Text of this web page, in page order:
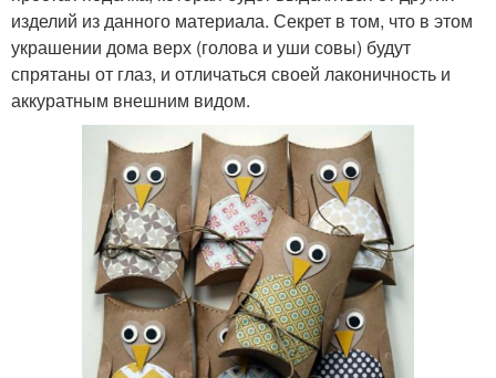
изделий из данного материала. Секрет в том, что в этом
украшении дома верх (голова и уши совы) будут
спрятаны от глаз, и отличаться своей лаконичность и
аккуратным внешним видом.